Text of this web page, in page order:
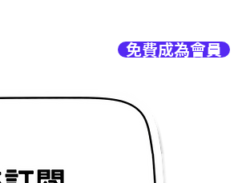
免費成為會員